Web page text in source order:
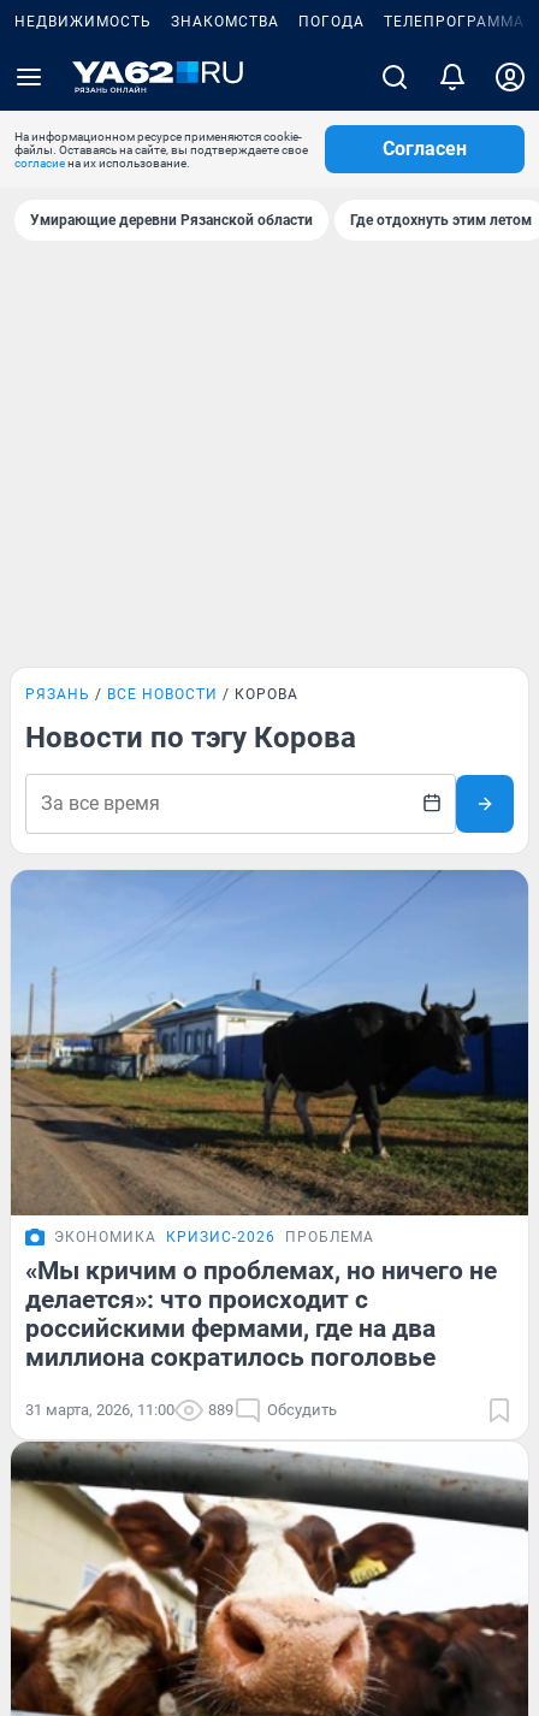
НЕДВИЖИМОСТЬ ЗНАКОМСТВА ПОГОДА ТЕЛЕПРОГРАММА
На информационном ресурсе применяются cookie-
файлы. Оставаясь на сайте, вы подтверждаете свое
согласиена их использование.
Согласен
Умирающие деревни Рязанской области Где отдохнуть этим летом
РЯЗАНЬ ВСЕ НОВОСТИ КОРОВА
Новости по тэгу Корова
ЭКОНОМИКА КРИЗИС-2026 ПРОБЛЕМА
«Мы кричим о проблемах, но ничего не
делается»: что происходит с
российскими фермами, где на два
миллиона сократилось поголовье
31 марта, 2026, 11:00 889 Обсудить